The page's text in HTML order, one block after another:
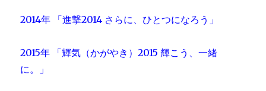
2014年 「進撃2014 さらに、ひとつになろう」
2015年 「輝気（かがやき）2015 輝こう、一緒
に。」